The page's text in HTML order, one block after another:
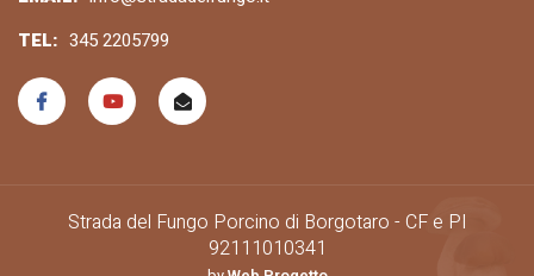
TEL: 345 2205799
Strada del Fungo Porcino di Borgotaro - CF e PI
92111010341